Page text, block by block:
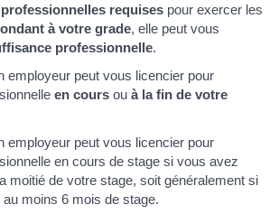
requises pour exercer les
à votre grade, elle peut vous
professionnelle.
employeur peut vous licencier pour
en cours ou à la fin de votre
employeur peut vous licencier pour
en cours de stage si vous avez
moitié de votre stage, soit généralement si
moins 6 mois de stage.